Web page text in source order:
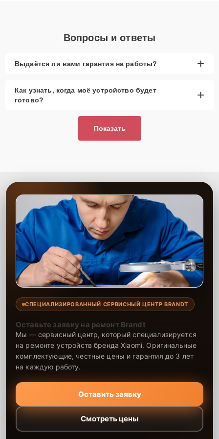
Вопросы и ответы
Выдаётся ли вами гарантия на работы? +
Как узнать, когда моё устройство будет
готово?
+
Показать
СПЕЦИАЛИЗИРОВАННЫЙ СЕРВИСНЫЙ ЦЕНТР BRANDT
Оставьте заявку на ремонт Brandt
Мы — сервисный центр, который специализируется
на ремонте устройств бренда Xiaomi. Оригинальные
комплектующие, честные цены и гарантия до 3 лет
на каждую работу.
Оставить заявку
Смотреть цены